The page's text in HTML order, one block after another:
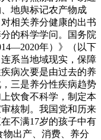
地舆标记农产物成
相关养分健康的出书
的科学学问。国务院
年）》（以下
系当地域现实，保障
病次要是由过去的养
三是养分性疾病趋势
饮食不科学，制定本
核制。我国党和历来
不满17岁的孩子中有
物出产、消费、养分